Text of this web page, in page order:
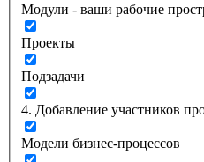
Модули - ваши рабочие
Проекты
Подзадачи
4. Добавление участников
Модели бизнес-процессов